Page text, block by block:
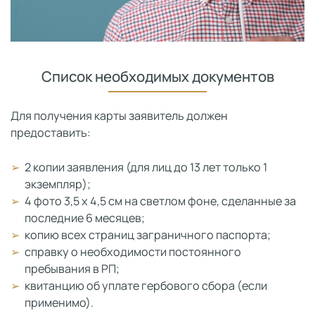
Список необходимых документов
Для получения карты заявитель должен
предоставить:
2 копии заявления (для лиц до 13 лет только 1
экземпляр);
4 фото 3,5 х 4,5 см на светлом фоне, сделанные за
последние 6 месяцев;
копию всех страниц заграничного паспорта;
справку о необходимости постоянного
пребывания в РП;
квитанцию об уплате гербового сбора (если
применимо).